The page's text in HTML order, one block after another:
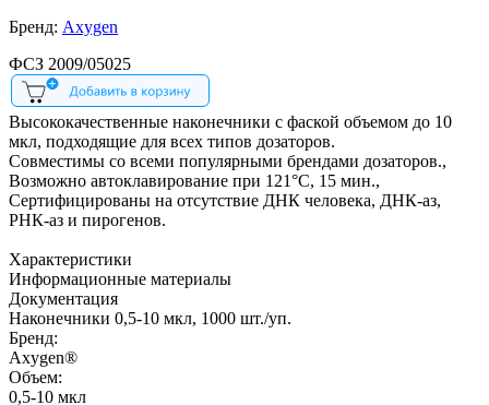
Бренд: Axygen
ФСЗ 2009/05025
Высококачественные наконечники с фаской объемом до 10
мкл, подходящие для всех типов дозаторов.
Совместимы со всеми популярными брендами дозаторов.,
Возможно автоклавирование при 121°С, 15 мин.,
Сертифицированы на отсутствие ДНК человека, ДНК-аз,
РНК-аз и пирогенов.
Характеристики
Информационные материалы
Документация
Наконечники 0,5-10 мкл, 1000 шт./уп.
Бренд:
Axygen®
Объем:
0,5-10 мкл